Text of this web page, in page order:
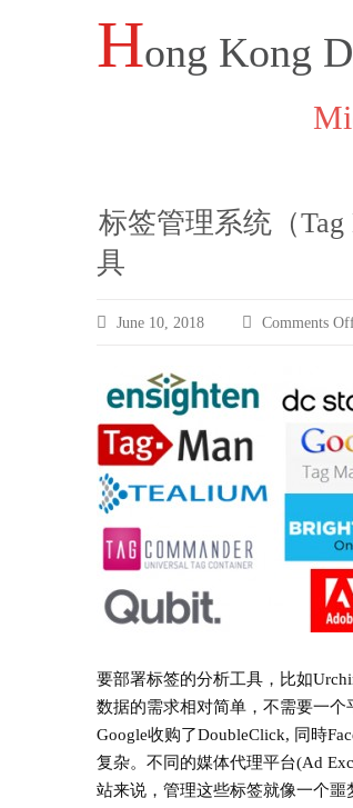
Hong Kong
标签管理系统（Tag
具
June 10, 2018 Comments
要部署标签的分析工具，比如
数据的需求相对简单，不需要一个
Google收购了DoubleClick, 同時
复杂。不同的媒体代理平台(Ad
站来说，管理这些标签就像一个